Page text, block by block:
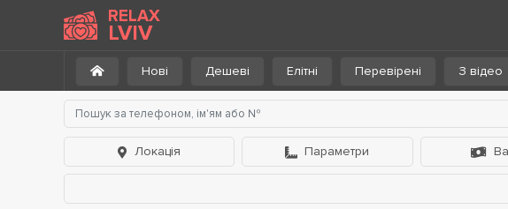
RELAX
LVIV
Нові Дешеві Елітні Перевірені З відео
Локація Параметри